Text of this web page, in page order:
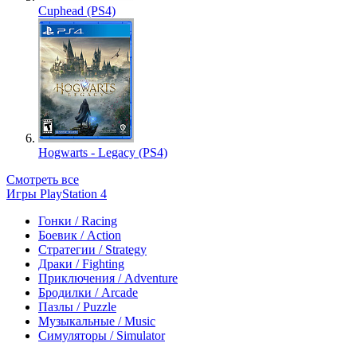
Cuphead (PS4)
Hogwarts - Legacy (PS4)
Смотреть все
Игры PlayStation 4
Гонки / Racing
Боевик / Action
Стратегии / Strategy
Драки / Fighting
Приключения / Adventure
Бродилки / Arcade
Пазлы / Puzzle
Музыкальные / Music
Симуляторы / Simulator